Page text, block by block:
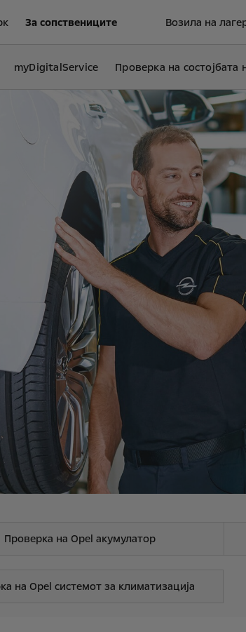
Возила на
За сопствениците
myDigitalService Проверка на состојбата
Проверка на Opel акумулатор
на Opel системот за климатизација